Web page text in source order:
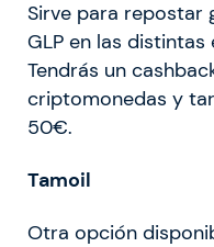
Sirve para repostar
GLP en las
Tendrás un
criptomonedas y
50€.
Tamoil
Otra opción